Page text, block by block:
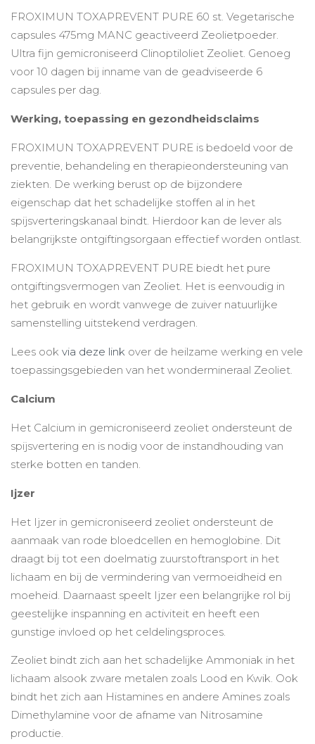
FROXIMUN TOXAPREVENT PURE 60 st. Vegetarische
capsules 475mg MANC geactiveerd Zeolietpoeder.
Ultra fijn gemicroniseerd Clinoptiloliet Zeoliet. Genoeg
voor 10 dagen bij inname van de geadviseerde 6
capsules per dag.
Werking, toepassing en gezondheidsclaims
FROXIMUN TOXAPREVENT PURE is bedoeld voor de
preventie, behandeling en therapieondersteuning van
ziekten. De werking berust op de bijzondere
eigenschap dat het schadelijke stoffen al in het
spijsverteringskanaal bindt. Hierdoor kan de lever als
belangrijkste ontgiftingsorgaan effectief worden ontlast.
FROXIMUN TOXAPREVENT PURE biedt het pure
ontgiftingsvermogen van Zeoliet. Het is eenvoudig in
het gebruik en wordt vanwege de zuiver natuurlijke
samenstelling uitstekend verdragen.
Lees ook via deze link over de heilzame werking en vele
toepassingsgebieden van het wondermineraal Zeoliet.
Calcium
Het Calcium in gemicroniseerd zeoliet ondersteunt de
spijsvertering en is nodig voor de instandhouding van
sterke botten en tanden.
Ijzer
Het Ijzer in gemicroniseerd zeoliet ondersteunt de
aanmaak van rode bloedcellen en hemoglobine. Dit
draagt bij tot een doelmatig zuurstoftransport in het
lichaam en bij de vermindering van vermoeidheid en
moeheid. Daarnaast speelt Ijzer een belangrijke rol bij
geestelijke inspanning en activiteit en heeft een
gunstige invloed op het celdelingsproces.
Zeoliet bindt zich aan het schadelijke Ammoniak in het
lichaam alsook zware metalen zoals Lood en Kwik. Ook
bindt het zich aan Histamines en andere Amines zoals
Dimethylamine voor de afname van Nitrosamine
productie.